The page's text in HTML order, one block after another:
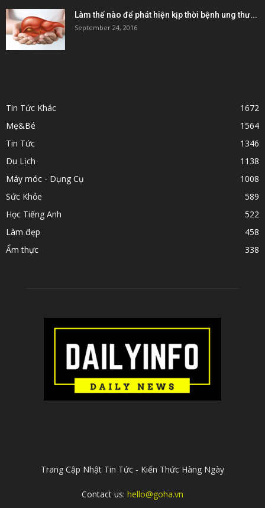
Làm thế nào để phát hiện kịp thời bệnh ung thư...
September 24, 2016
Tin Tức Khác
1672
Mẹ&Bé
1564
Tin Tức
1346
Du Lịch
1138
Máy móc - Dụng Cụ
1008
Sức Khỏe
589
Học Tiếng Anh
522
Làm đẹp
458
Ẩm thực
338
Trang Cập Nhật Tin Tức - Kiến Thức Hàng Ngày
Contact us: hello@goha.vn